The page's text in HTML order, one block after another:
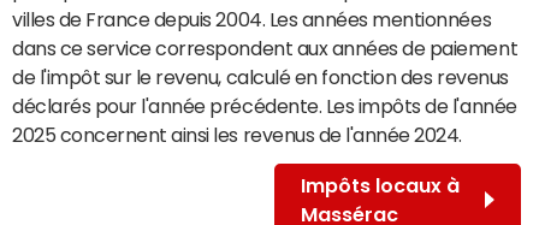
villes de France depuis 2004. Les années mentionnées
dans ce service correspondent aux années de paiement
de l'impôt sur le revenu, calculé en fonction des revenus
déclarés pour l'année précédente. Les impôts de l'année
2025 concernent ainsi les revenus de l'année 2024.
Impôts locaux à
Massérac